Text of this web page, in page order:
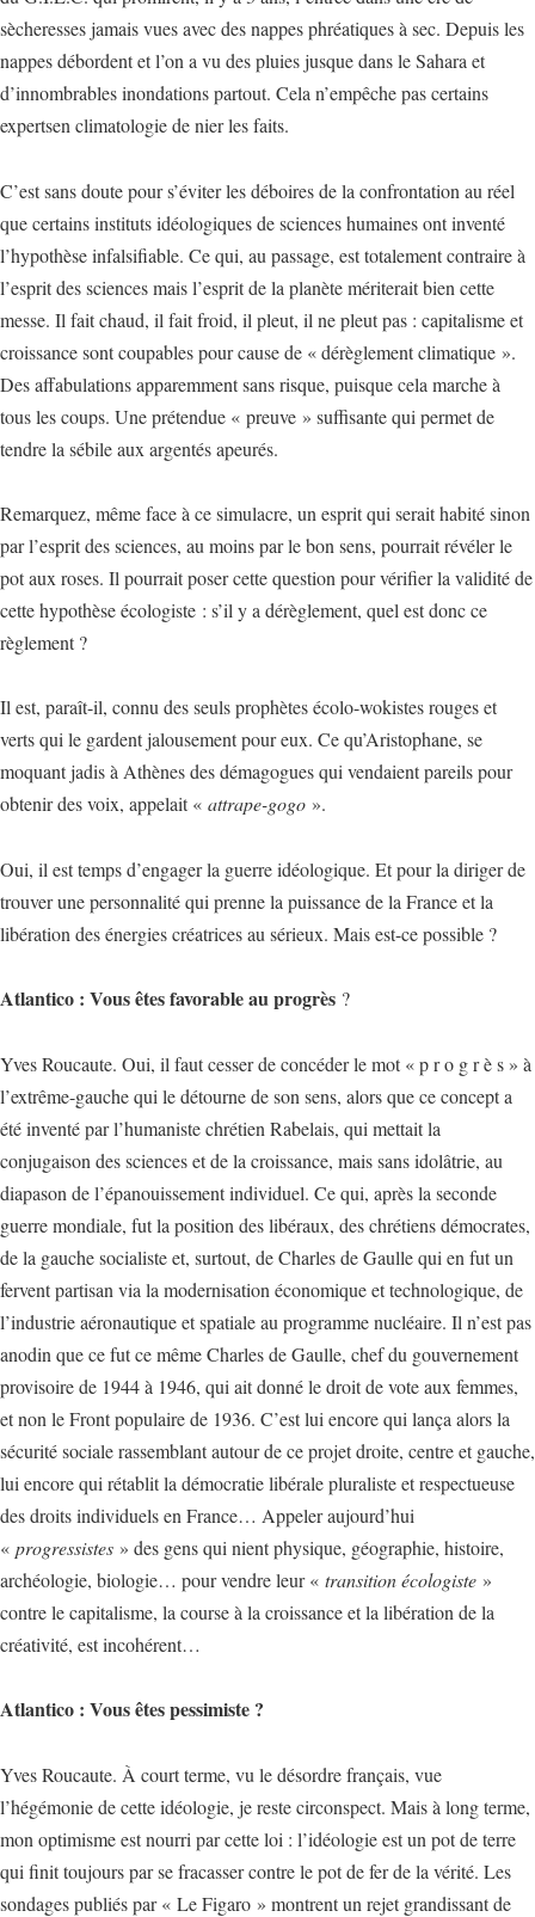
sècheresses jamais vues avec des nappes phréatiques à sec. Depuis les
nappes débordent et l’on a vu des pluies jusque dans le Sahara et
d’innombrables inondations partout. Cela n’empêche pas certains
expertsen climatologie de nier les faits.
C’est sans doute pour s’éviter les déboires de la confrontation au réel
que certains instituts idéologiques de sciences humaines ont inventé
l’hypothèse infalsifiable. Ce qui, au passage, est totalement contraire à
l’esprit des sciences mais l’esprit de la planète mériterait bien cette
messe. Il fait chaud, il fait froid, il pleut, il ne pleut pas : capitalisme et
croissance sont coupables pour cause de « dérèglement climatique ».
Des affabulations apparemment sans risque, puisque cela marche à
tous les coups. Une prétendue « preuve » suffisante qui permet de
tendre la sébile aux argentés apeurés.
Remarquez, même face à ce simulacre, un esprit qui serait habité sinon
par l’esprit des sciences, au moins par le bon sens, pourrait révéler le
pot aux roses. Il pourrait poser cette question pour vérifier la validité de
cette hypothèse écologiste : s’il y a dérèglement, quel est donc ce
règlement ?
Il est, paraît-il, connu des seuls prophètes écolo-wokistes rouges et
verts qui le gardent jalousement pour eux. Ce qu’Aristophane, se
moquant jadis à Athènes des démagogues qui vendaient pareils pour
obtenir des voix, appelait « attrape-gogo ».
Oui, il est temps d’engager la guerre idéologique. Et pour la diriger de
trouver une personnalité qui prenne la puissance de la France et la
libération des énergies créatrices au sérieux. Mais est-ce possible ?
Atlantico : Vous êtes favorable au progrès ?
Yves Roucaute. Oui, il faut cesser de concéder le mot « p r o g r è s » à
l’extrême-gauche qui le détourne de son sens, alors que ce concept a
été inventé par l’humaniste chrétien Rabelais, qui mettait la
conjugaison des sciences et de la croissance, mais sans idolâtrie, au
diapason de l’épanouissement individuel. Ce qui, après la seconde
guerre mondiale, fut la position des libéraux, des chrétiens démocrates,
de la gauche socialiste et, surtout, de Charles de Gaulle qui en fut un
fervent partisan via la modernisation économique et technologique, de
l’industrie aéronautique et spatiale au programme nucléaire. Il n’est pas
anodin que ce fut ce même Charles de Gaulle, chef du gouvernement
provisoire de 1944 à 1946, qui ait donné le droit de vote aux femmes,
et non le Front populaire de 1936. C’est lui encore qui lança alors la
sécurité sociale rassemblant autour de ce projet droite, centre et gauche,
lui encore qui rétablit la démocratie libérale pluraliste et respectueuse
des droits individuels en France… Appeler aujourd’hui
« progressistes » des gens qui nient physique, géographie, histoire,
archéologie, biologie… pour vendre leur « transition écologiste »
contre le capitalisme, la course à la croissance et la libération de la
créativité, est incohérent…
Atlantico : Vous êtes pessimiste ?
Yves Roucaute. À court terme, vu le désordre français, vue
l’hégémonie de cette idéologie, je reste circonspect. Mais à long terme,
mon optimisme est nourri par cette loi : l’idéologie est un pot de terre
qui finit toujours par se fracasser contre le pot de fer de la vérité. Les
sondages publiés par « Le Figaro » montrent un rejet grandissant de